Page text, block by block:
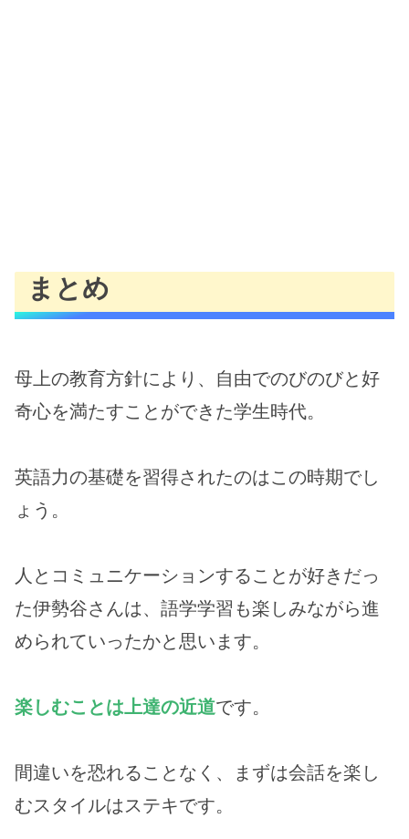
まとめ
母上の教育方針により、自由でのびのびと好
奇心を満たすことができた学生時代。
英語力の基礎を習得されたのはこの時期でし
ょう。
人とコミュニケーションすることが好きだっ
た伊勢谷さんは、語学学習も楽しみながら進
められていったかと思います。
楽しむことは上達の近道です。
間違いを恐れることなく、まずは会話を楽し
むスタイルはステキです。